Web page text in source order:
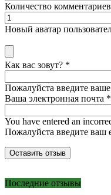
Количество комментариев
Новый аватар
Как вас зовут? *
Пожалуйста введите
Ваша электронная почта *
You have entered an
Пожалуйста введите ваш
Последние отзывы